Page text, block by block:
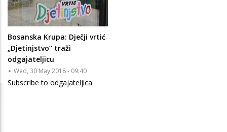
Bosanska Krupa: Dječji vrtić
„Djetinjstvo“ traži
odgajateljicu
Wed, 30 May 2018 - 09:40
Subscribe to odgajateljica